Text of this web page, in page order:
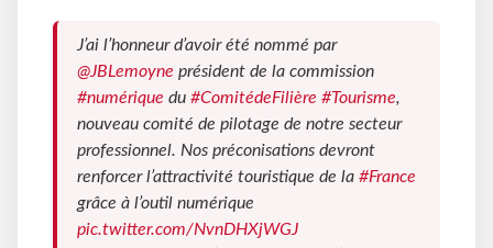
J’ai l’honneur d’avoir été nommé par
@JBLemoyne président de la commission
#numérique du #ComitédeFilière #Tourisme,
nouveau comité de pilotage de notre secteur
professionnel. Nos préconisations devront
renforcer l’attractivité touristique de la #France
grâce à l’outil numérique
pic.twitter.com/NvnDHXjWGJ